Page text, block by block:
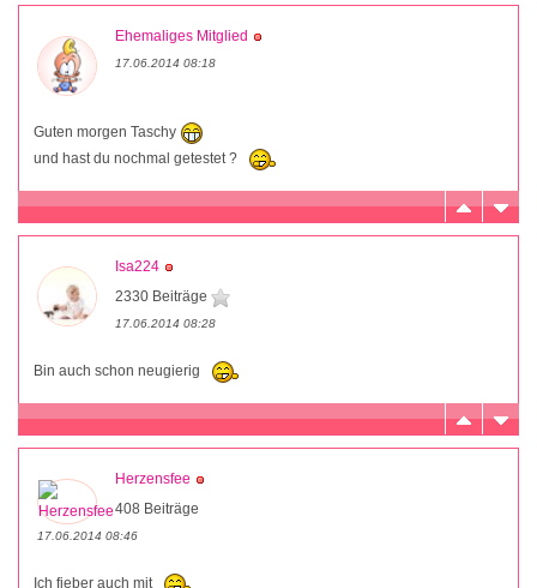
Ehemaliges Mitglied
17.06.2014 08:18
Guten morgen Taschy
und hast du nochmal getestet ?
Isa224
2330 Beiträge
17.06.2014 08:28
Bin auch schon neugierig
Herzensfee
408 Beiträge
17.06.2014 08:46
Ich fieber auch mit